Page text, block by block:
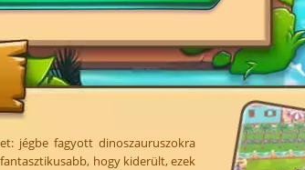
jégbe fagyott dinoszauruszokra
hogy kiderült, ezek